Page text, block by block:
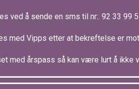
ved å sende en sms til nr:. 92 33 99
med Vipps etter at bekreftelse er
med årspass så kan være lurt å ikke